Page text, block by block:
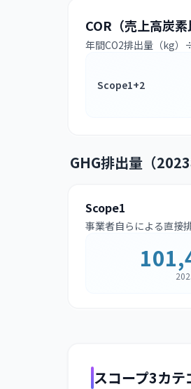
COR（売上高炭素
年間CO2排出量（kg）
Scope1+2
GHG排出量（2023
Scope1
事業者自らによる直接
スコープ3カテ